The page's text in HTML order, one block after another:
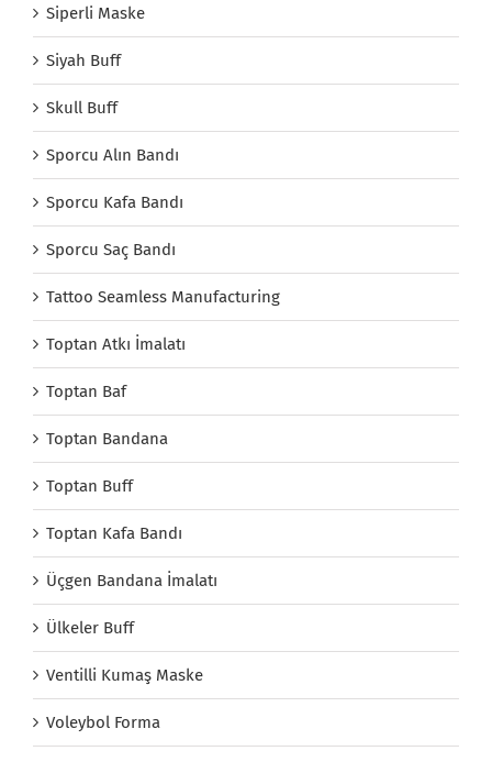
Siperli Maske
Siyah Buff
Skull Buff
Sporcu Alın Bandı
Sporcu Kafa Bandı
Sporcu Saç Bandı
Tattoo Seamless Manufacturing
Toptan Atkı İmalatı
Toptan Baf
Toptan Bandana
Toptan Buff
Toptan Kafa Bandı
Üçgen Bandana İmalatı
Ülkeler Buff
Ventilli Kumaş Maske
Voleybol Forma